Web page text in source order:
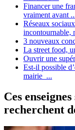
Financer une
vraiment avant
Réseaux
incontournable,
3 nouveaux
La street food,
Ouvrir une
Est-il possible
mairie ...
Ces
recherchent